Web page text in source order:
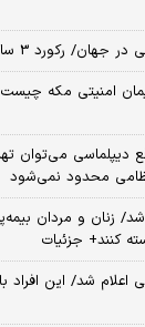
3 ساله شکسته شد
امنیتی مکه
دیپلماسی می‌توان
نظامی محدود نمی‌شود
زنان و مردان
کنند+ جزئیات